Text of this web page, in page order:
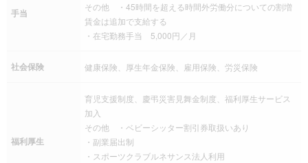
手当
その他 ・45時間を超える時間外労働分についての割増
賃金は追加で支給する
・在宅勤務手当 5,000円／月
社会保険 健康保険、厚生年金保険、雇用保険、労災保険
福利厚生
育児支援制度、慶弔災害見舞金制度、福利厚生サービス
加入
その他 ・ベビーシッター割引券取扱いあり
・副業届出制
・スポーツクラブルネサンス法人利用